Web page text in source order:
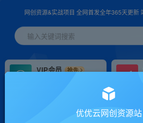
网创资源&实战项目 全网首发全年365天更新
输入关键词搜索
VIP会员
抢先
会员专属推广链接优优云网创资源站